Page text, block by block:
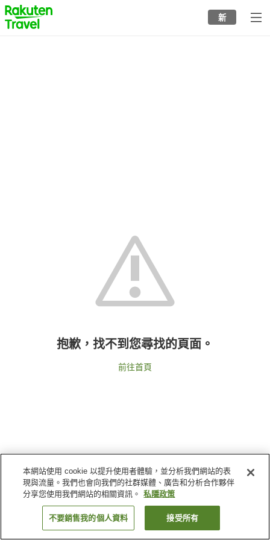
to
top
page
新
抱歉，找不到您尋找的頁面。
前往首頁
本網站使用 cookie 以提升使用者體驗，並分析我們網站的表
現與流量。我們也會向我們的社群媒體、廣告和分析合作夥伴
分享您使用我們網站的相關資訊。
私隱政策
不要銷售我的個人資料 接受所有